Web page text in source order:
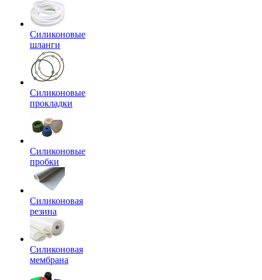
Силиконовые
шланги
Силиконовые
прокладки
Силиконовые
пробки
Силиконовая
резина
Силиконовая
мембрана